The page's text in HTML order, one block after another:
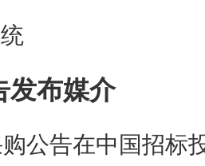
发布媒介
公告在中国招标